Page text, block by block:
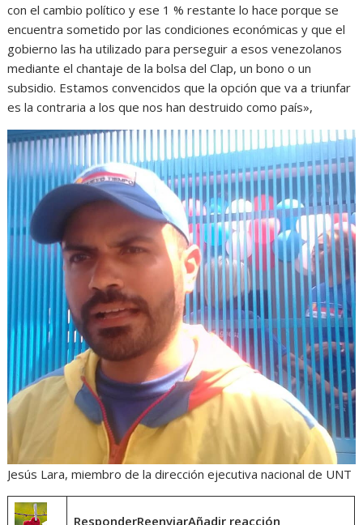
con el cambio político y ese 1 % restante lo hace porque se
encuentra sometido por las condiciones económicas y que el
gobierno las ha utilizado para perseguir a esos venezolanos
mediante el chantaje de la bolsa del Clap, un bono o un
subsidio. Estamos convencidos que la opción que va a triunfar
es la contraria a los que nos han destruido como país»,
Jesús Lara, miembro de la dirección ejecutiva nacional de UNT
ResponderReenviarAñadir reacción